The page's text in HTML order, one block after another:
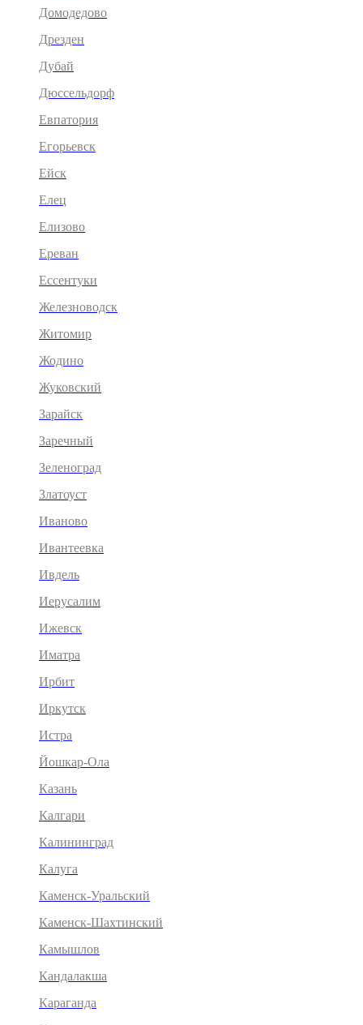
Домодедово
Дрезден
Дубай
Дюссельдорф
Евпатория
Егорьевск
Ейск
Елец
Елизово
Ереван
Ессентуки
Железноводск
Житомир
Жодино
Жуковский
Зарайск
Заречный
Зеленоград
Златоуст
Иваново
Ивантеевка
Ивдель
Иерусалим
Ижевск
Иматра
Ирбит
Иркутск
Истра
Йошкар-Ола
Казань
Калгари
Калининград
Калуга
Каменск-Уральский
Каменск-Шахтинский
Камышлов
Кандалакша
Караганда